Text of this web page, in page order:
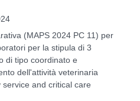
(MAPS 2024 PC 11) per
per la stipula di 3
di tipo coordinato e
dell'attività veterinaria
and critical care